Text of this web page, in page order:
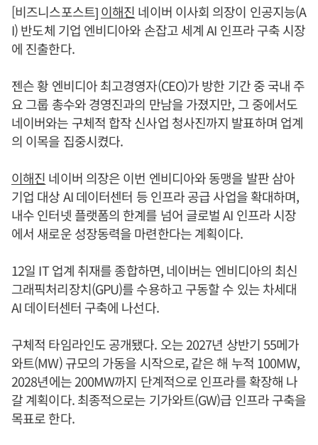
[비즈니스포스트]이해진 네이버 이사회 의장이 인공지능(A
I) 반도체 기업 엔비디아와 손잡고 세계 AI 인프라 구축 시장
에 진출한다.
젠슨 황 엔비디아 최고경영자(CEO)가 방한 기간 중 국내 주
요 그룹 총수와 경영진과의 만남을 가졌지만, 그 중에서도
네이버와는 구체적 합작 신사업 청사진까지 발표하며 업계
의 이목을 집중시켰다.
이해진 네이버 의장은 이번 엔비디아와 동맹을 발판 삼아
기업 대상 AI 데이터센터 등 인프라 공급 사업을 확대하며,
내수 인터넷 플랫폼의 한계를 넘어 글로벌 AI 인프라 시장
에서 새로운 성장동력을 마련한다는 계획이다.
12일 IT 업계 취재를 종합하면, 네이버는 엔비디아의 최신
그래픽처리장치(GPU)를 수용하고 구동할 수 있는 차세대
AI 데이터센터 구축에 나선다.
구체적 타임라인도 공개됐다. 오는 2027년 상반기 55메가
와트(MW) 규모의 가동을 시작으로, 같은 해 누적 100MW,
2028년에는 200MW까지 단계적으로 인프라를 확장해 나
갈 계획이다. 최종적으로는 기가와트(GW)급 인프라 구축을
목표로 한다.